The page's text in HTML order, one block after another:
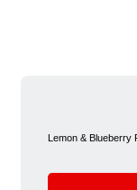
Lemon &